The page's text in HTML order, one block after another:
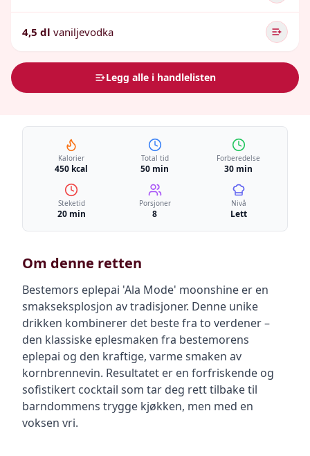
4,5 dl vaniljevodka
Legg alle i handlelisten
Kalorier
450 kcal
Total tid
50 min
Forberedelse
30 min
Steketid
20 min
Porsjoner
8
Nivå
Lett
Om denne retten
Bestemors eplepai 'Ala Mode' moonshine er en
smakseksplosjon av tradisjoner. Denne unike
drikken kombinerer det beste fra to verdener –
den klassiske eplesmaken fra bestemorens
eplepai og den kraftige, varme smaken av
kornbrennevin. Resultatet er en forfriskende og
sofistikert cocktail som tar deg rett tilbake til
barndommens trygge kjøkken, men med en
voksen vri.